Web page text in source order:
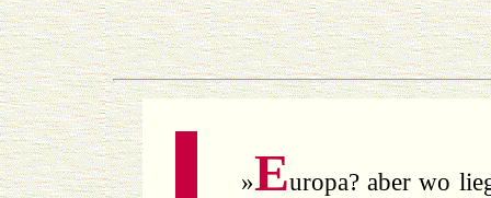
»Europa? aber wo